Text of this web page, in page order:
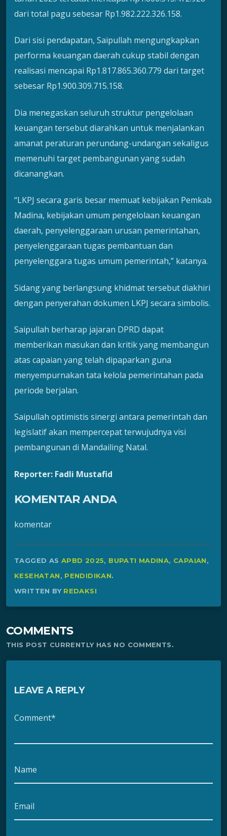
dari total pagu sebesar Rp1.982.222.326.158.
Dari sisi pendapatan, Saipullah mengungkapkan
performa keuangan daerah cukup stabil dengan
realisasi mencapai Rp1.817.865.360.779 dari target
sebesar Rp1.900.309.715.158.
Dia menegaskan seluruh struktur pengelolaan
keuangan tersebut diarahkan untuk menjalankan
amanat peraturan perundang-undangan sekaligus
memenuhi target pembangunan yang sudah
dicanangkan.
“LKPJ secara garis besar memuat kebijakan Pemkab
Madina, kebijakan umum pengelolaan keuangan
daerah, penyelenggaraan urusan pemerintahan,
penyelenggaraan tugas pembantuan dan
penyelenggara tugas umum pemerintah,” katanya.
Sidang yang berlangsung khidmat tersebut diakhiri
dengan penyerahan dokumen LKPJ secara simbolis.
Saipullah berharap jajaran DPRD dapat
memberikan masukan dan kritik yang membangun
atas capaian yang telah dipaparkan guna
menyempurnakan tata kelola pemerintahan pada
periode berjalan.
Saipullah optimistis sinergi antara pemerintah dan
legislatif akan mempercepat terwujudnya visi
pembangunan di Mandailing Natal.
Reporter: Fadli Mustafid
KOMENTAR ANDA
komentar
TAGGED AS APBD 2025, BUPATI MADINA, CAPAIAN,
KESEHATAN, PENDIDIKAN.
WRITTEN BY REDAKSI
COMMENTS
THIS POST CURRENTLY HAS NO COMMENTS.
LEAVE A REPLY
Comment*
Name
Email